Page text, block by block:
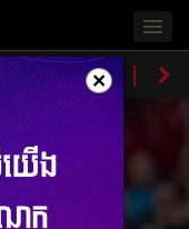
ប្រវត្តិ​​ វិភា
×